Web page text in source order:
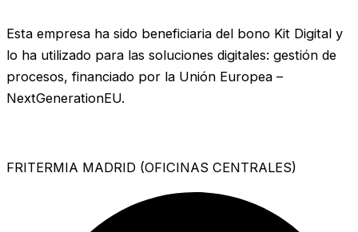
Esta empresa ha sido beneficiaria del bono Kit Digital y
lo ha utilizado para las soluciones digitales: gestión de
procesos, financiado por la Unión Europea –
NextGenerationEU.
FRITERMIA MADRID (OFICINAS CENTRALES)